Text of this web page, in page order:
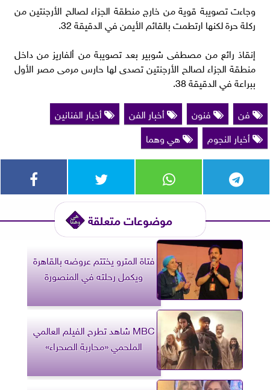
وجاءت تصويبة قوية من خارج منطقة الجزاء لصالح الأرجنتين من
ركلة حرة لكنها ارتطمت بالقائم الأيمن في الدقيقة 32.
إنقاذ رائع من مصطفى شوبير بعد تصويبة من ألفاريز من داخل
منطقة الجزاء لصالح الأرجنتين تصدى لها حارس مرمى مصر الأول
ببراعة في الدقيقة 38.
فن
فنون أخبار الفن
أخبار الفنانين
أخبار النجوم
هي وهما
موضوعات متعلقة
فتاة المترو يختتم عروضه بالقاهرة
ويكمل رحلته في المنصورة
MBC شاهد تطرح الفيلم العالمي
الملحمي «محاربة الصحراء»